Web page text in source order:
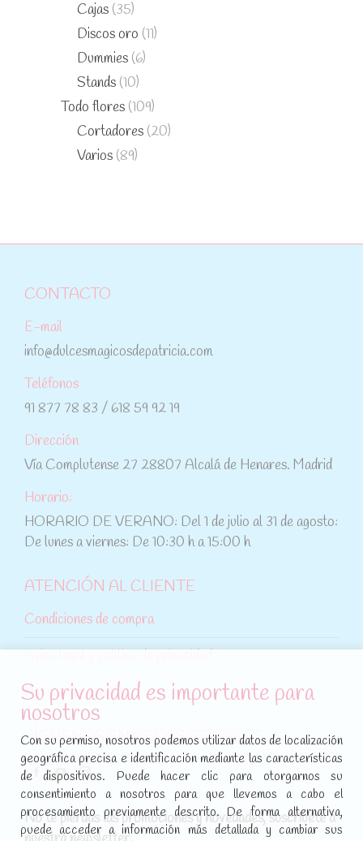
Cajas (35)
Discos oro (11)
Dummies (6)
Stands (10)
Todo flores (109)
Cortadores (20)
Varios (89)
CONTACTO
E-mail
info@dulcesmagicosdepatricia.com
Teléfonos
91 877 78 83 / 618 59 92 19
Dirección
Vía Complutense 27 28807 Alcalá de Henares. Madrid
Horario:
HORARIO DE VERANO: Del 1 de julio al 31 de agosto:
De lunes a viernes: De 10:30 h a 15:00 h
ATENCIÓN AL CLIENTE
Condiciones de compra
Política de cookies
SÍGUENOS EN REDES SOCIALES
Encuéntranos en:
Facebook
page
opens
YouTube
page
opens
Instagram
page
opens
No te pierdas las promociones y novedades, suscríbete a
Su privacidad es importante para
nosotros
Con su permiso, nosotros podemos utilizar datos de localización
geográfica precisa e identificación mediante las características
de dispositivos. Puede hacer clic para otorgarnos su
consentimiento a nosotros para que llevemos a cabo el
procesamiento previamente descrito. De forma alternativa,
puede acceder a información más detallada y cambiar sus